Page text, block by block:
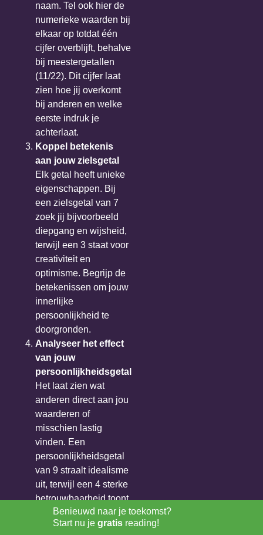
naam. Tel ook hier de
numerieke waarden bij
elkaar op totdat één
cijfer overblijft, behalve
bij meestergetallen
(11/22). Dit cijfer laat
zien hoe jij overkomt
bij anderen en welke
eerste indruk je
achterlaat.
Koppel betekenis
aan jouw zielsgetal
Elk getal heeft unieke
eigenschappen. Bij
een zielsgetal van 7
zoek jij bijvoorbeeld
diepgang en wijsheid,
terwijl een 3 staat voor
creativiteit en
optimisme. Begrijp de
betekenissen om jouw
innerlijke
persoonlijkheid te
doorgronden.
Analyseer het effect
van jouw
persoonlijkheidsgetal
Het laat zien wat
anderen direct aan jou
waarderen of
misschien lastig
vinden. Een
persoonlijkheidsgetal
van 9 straalt idealisme
uit, terwijl een 4 sterke
betrouwbaarheid toont.
Combineer beide
cijfers voor meer
Benieuwd naar je toekomst?
Start nu je gratis reading!